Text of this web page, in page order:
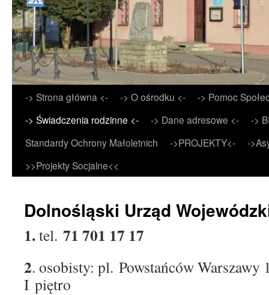
Przejdź
do
treści
-> Strona główna <- -> O ośrodku <-
-> Pomoc
-> Świadczenia rodzinne <-
-> Dane adresowe <-
->
Standardy Ochrony Małoletnich
->PROJEKTY<-
-
>>Projekty Socjalne<<
Dolnośląski Urząd
1.tel. 71 701 17 17
2. osobisty: pl. Powstańców Warszawy
I piętro